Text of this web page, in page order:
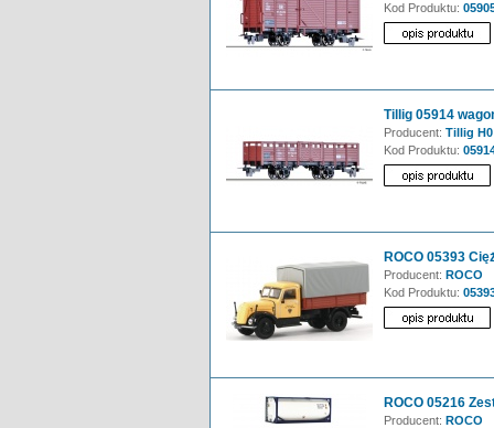
Kod Produktu:
Tillig 05914
Producent: Tillig H0
Kod Produktu:
ROCO 05393
Producent: ROCO
Kod Produktu:
ROCO 05216
Producent: ROCO